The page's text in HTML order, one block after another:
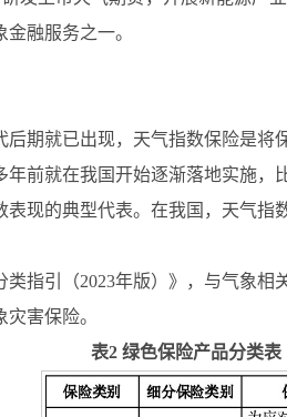
融服务之一。
期就已出现，天气指数保险是
前就在我国开始逐渐落地实施
现的典型代表。在我国，天气
指引（2023年版）》，与气象
害保险。
表2 绿色保险产品分类